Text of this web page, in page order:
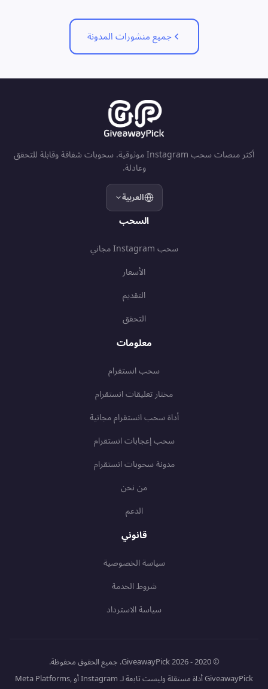
جميع منشورات المدونة
أكثر منصات سحب Instagram موثوقية. سحوبات شفافة وقابلة للتحقق
وعادلة.
العربية
السحب
سحب Instagram مجاني
الأسعار
التقديم
التحقق
معلومات
سحب انستقرام
مختار تعليقات انستقرام
أداة سحب انستقرام مجانية
سحب إعجابات انستقرام
مدونة سحوبات انستقرام
من نحن
الدعم
قانوني
سياسة الخصوصية
شروط الخدمة
سياسة الاسترداد
© 2020 - 2026 GiveawayPick. جميع الحقوق محفوظة.
GiveawayPick أداة مستقلة وليست تابعة لـ Instagram أو Meta Platforms,